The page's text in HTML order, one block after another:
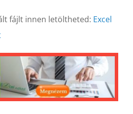
fájlt innen letöltheted: Excel